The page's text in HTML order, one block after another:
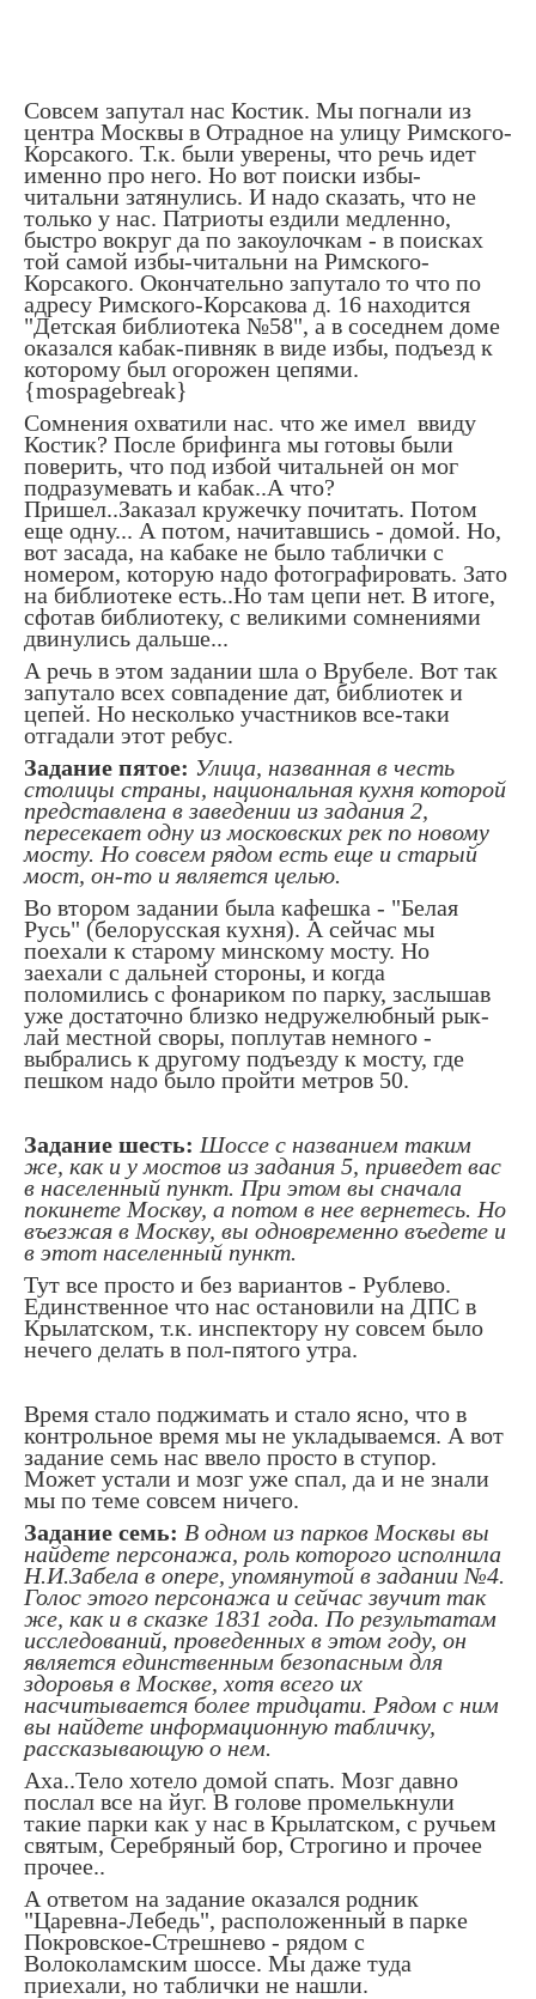
Совсем запутал нас Костик. Мы погнали из
центра Москвы в Отрадное на улицу Римского-
Корсакого. Т.к. были уверены, что речь идет
именно про него. Но вот поиски избы-
читальни затянулись. И надо сказать, что не
только у нас. Патриоты ездили медленно,
быстро вокруг да по закоулочкам - в поисках
той самой избы-читальни на Римского-
Корсакого. Окончательно запутало то что по
адресу Римского-Корсакова д. 16 находится
"Детская библиотека №58", а в соседнем доме
оказался кабак-пивняк в виде избы, подъезд к
которому был огорожен цепями.
{mospagebreak}
Сомнения охватили нас. что же имел ввиду
Костик? После брифинга мы готовы были
поверить, что под избой читальней он мог
подразумевать и кабак..А что?
Пришел..Заказал кружечку почитать. Потом
еще одну... А потом, начитавшись - домой. Но,
вот засада, на кабаке не было таблички с
номером, которую надо фотографировать. Зато
на библиотеке есть..Но там цепи нет. В итоге,
сфотав библиотеку, с великими сомнениями
двинулись дальше...
А речь в этом задании шла о Врубеле. Вот так
запутало всех совпадение дат, библиотек и
цепей. Но несколько участников все-таки
отгадали этот ребус.
Задание пятое: Улица, названная в честь
столицы страны, национальная кухня которой
представлена в заведении из задания 2,
пересекает одну из московских рек по новому
мосту. Но совсем рядом есть еще и старый
мост, он-то и является целью.
Во втором задании была кафешка - "Белая
Русь" (белорусская кухня). А сейчас мы
поехали к старому минскому мосту. Но
заехали с дальней стороны, и когда
поломились с фонариком по парку, заслышав
уже достаточно близко недружелюбный рык-
лай местной своры, поплутав немного -
выбрались к другому подъезду к мосту, где
пешком надо было пройти метров 50.
Задание шесть: Шоссе с названием таким
же, как и у мостов из задания 5, приведет вас
в населенный пункт. При этом вы сначала
покинете Москву, а потом в нее вернетесь. Но
въезжая в Москву, вы одновременно въедете и
в этот населенный пункт.
Тут все просто и без вариантов - Рублево.
Единственное что нас остановили на ДПС в
Крылатском, т.к. инспектору ну совсем было
нечего делать в пол-пятого утра.
Время стало поджимать и стало ясно, что в
контрольное время мы не укладываемся. А вот
задание семь нас ввело просто в ступор.
Может устали и мозг уже спал, да и не знали
мы по теме совсем ничего.
Задание семь: В одном из парков Москвы вы
найдете персонажа, роль которого исполнила
Н.И.Забела в опере, упомянутой в задании №4.
Голос этого персонажа и сейчас звучит так
же, как и в сказке 1831 года. По результатам
исследований, проведенных в этом году, он
является единственным безопасным для
здоровья в Москве, хотя всего их
насчитывается более тридцати. Рядом с ним
вы найдете информационную табличку,
рассказывающую о нем.
Аха..Тело хотело домой спать. Мозг давно
послал все на йуг. В голове промелькнули
такие парки как у нас в Крылатском, с ручьем
святым, Серебряный бор, Строгино и прочее
прочее..
А ответом на задание оказался родник
"Царевна-Лебедь", расположенный в парке
Покровское-Стрешнево - рядом с
Волоколамским шоссе. Мы даже туда
приехали, но таблички не нашли.